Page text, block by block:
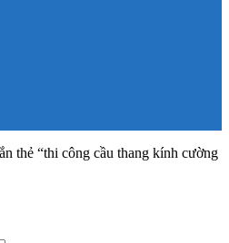
thẻ “thi công cầu thang kính cường